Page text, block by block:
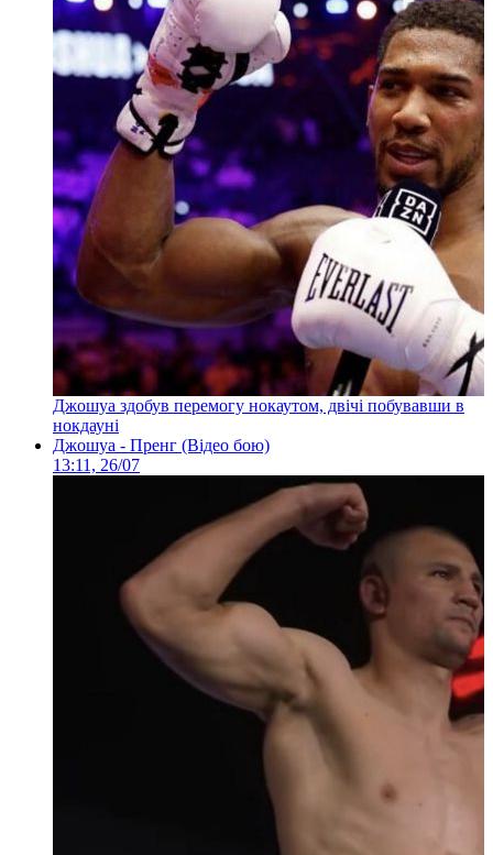
Джошуа здобув перемогу нокаутом, двічі побувавши в
нокдауні
Джошуа - Пренг (Відео бою)
13:11, 26/07